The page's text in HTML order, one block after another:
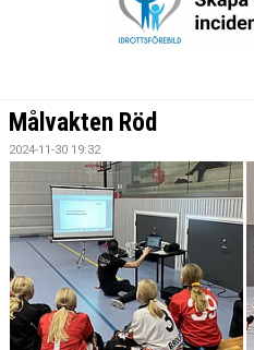
BILDGALLERI
DOKUMENT
NYHETSARKIV
Målvakten Röd
2024-11-30 19:32